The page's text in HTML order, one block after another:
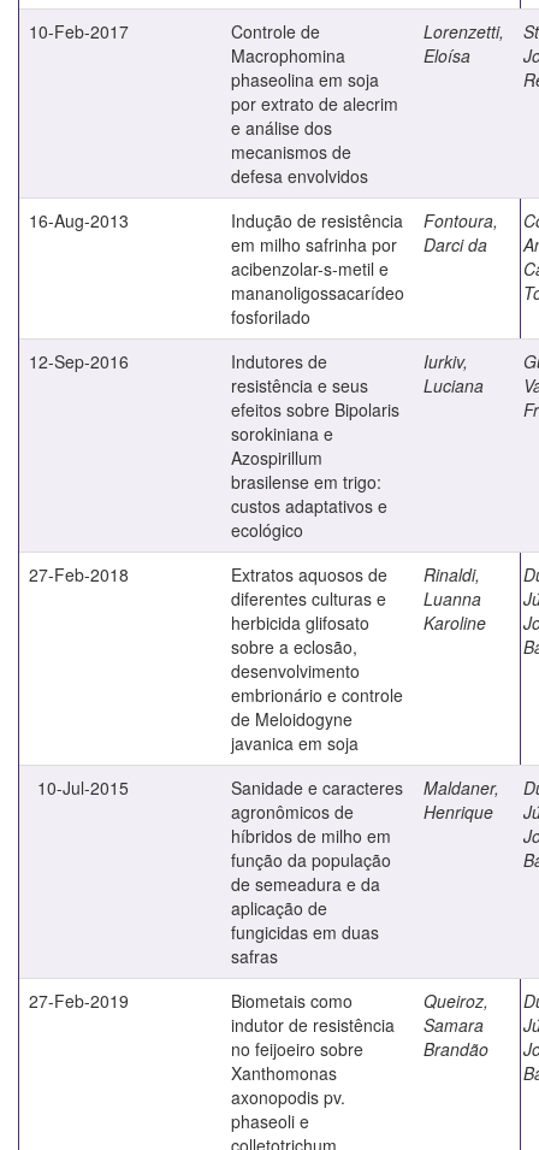
10-Feb-2017
Controle de
Macrophomina
phaseolina em soja
por extrato de alecrim
e análise dos
mecanismos de
defesa envolvidos
Lorenzetti,
Eloísa
16-Aug-2013
Indução de resistência
em milho safrinha por
acibenzolar-s-metil e
mananoligossacarídeo
fosforilado
Fontoura,
Darci da
12-Sep-2016
Indutores de
resistência e seus
efeitos sobre Bipolaris
sorokiniana e
Azospirillum
brasilense em trigo:
custos adaptativos e
ecológico
Iurkiv,
Luciana
27-Feb-2018
Extratos aquosos de
diferentes culturas e
herbicida glifosato
sobre a eclosão,
desenvolvimento
embrionário e controle
de Meloidogyne
javanica em soja
Rinaldi,
Luanna
Karoline
10-Jul-2015
Sanidade e caracteres
agronômicos de
híbridos de milho em
função da população
de semeadura e da
aplicação de
fungicidas em duas
safras
Maldaner,
Henrique
27-Feb-2019
Biometais como
indutor de resistência
no feijoeiro sobre
Xanthomonas
axonopodis pv.
phaseoli e
colletotrichum
Queiroz,
Samara
Brandão